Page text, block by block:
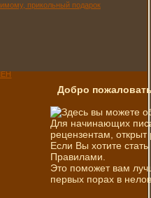
Добро
Здесь вы можете
Для начинающих
рецензентам, открыт
Если Вы хотите
Правилами.
Это поможет вам
первых порах в